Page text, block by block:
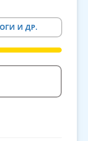
И ДР.